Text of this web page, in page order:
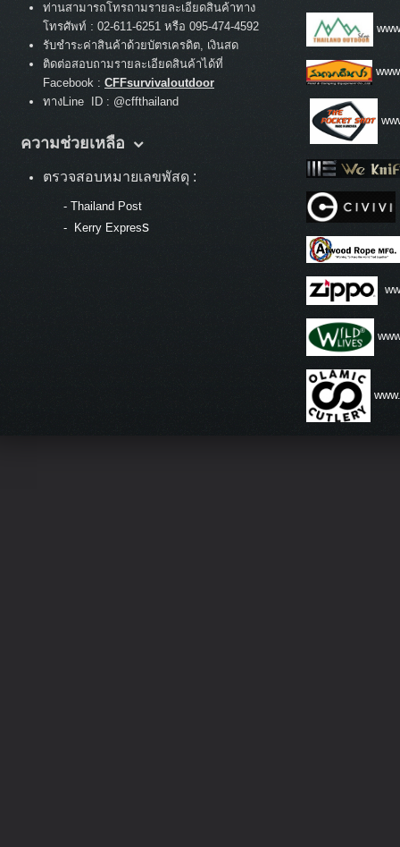
ท่านสามารถโทรถามรายละเอียดสินค้าทาง
โทรศัพท์ : 02-611-6251 หรือ 095-474-4592
รับชำระค่าสินค้าด้วยบัตรเครดิต, เงินสด
ติดต่อสอบถามรายละเอียดสินค้าได้ที่
Facebook : CFFsurvivaloutdoor
ทางLine ID : @cffthailand
ความช่วยเหลือ
ตรวจสอบหมายเลขพัสดุ :
- Thailand Post
-
Kerry Express